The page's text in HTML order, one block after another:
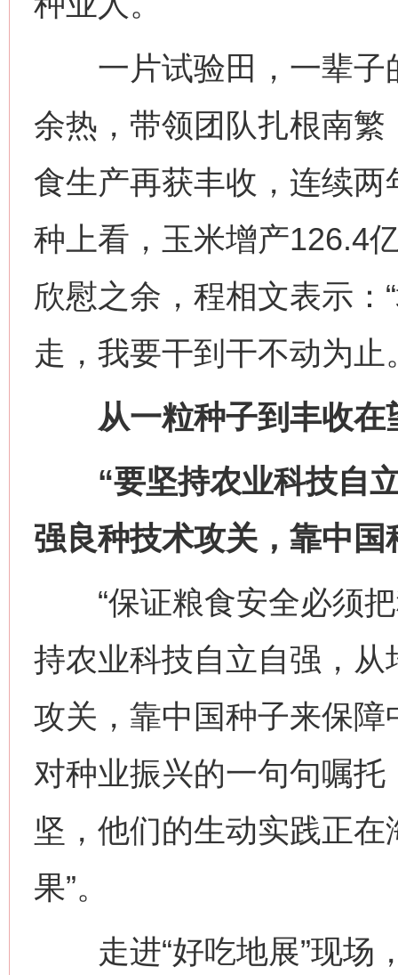
一片试验田，一辈子
余热，带领团队扎根南
食生产再获丰收，连续
种上看，玉米增产126.4
欣慰之余，程相文表示
走，我要干到干不动为止
从一粒种子到丰收
“要坚持农业科技自立
强良种技术攻关，靠中
“保证粮食安全必须把
持农业科技自立自强，
攻关，靠中国种子来保障
对种业振兴的一句句嘱
坚，他们的生动实践正
果”。
走进“好吃地展”现场